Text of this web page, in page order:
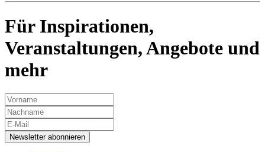
Für Inspirationen,
Veranstaltungen, Angebote und
mehr
Newsletter abonnieren